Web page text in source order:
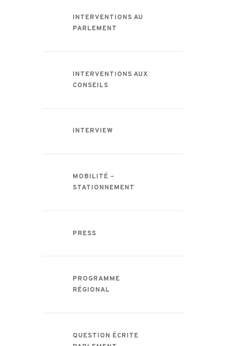
INTERVENTIONS AU
PARLEMENT
INTERVENTIONS AUX
CONSEILS
INTERVIEW
MOBILITÉ –
STATIONNEMENT
PRESS
PROGRAMME
RÉGIONAL
QUESTION ÉCRITE